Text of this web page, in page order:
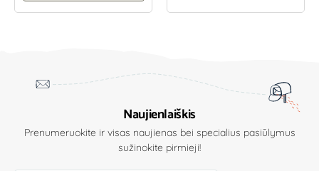
Naujienlaiškis
Prenumeruokite ir visas naujienas bei specialius pasiūlymus
sužinokite pirmieji!